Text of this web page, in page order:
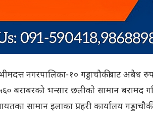
नगरपालिका-१० गड्डाचौकीबाट अबैध
बराबरको भन्सार छलीको सामान बरामद
सामान इलाका प्रहरी कार्यालय